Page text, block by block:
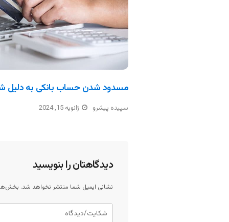
مسدود شدن حساب بانکی به دلیل
سپیده پیشرو ژانویه 15, 2024
دیدگاهتان را بنویسید
نشانی ایمیل شما منتشر نخواهد شد.